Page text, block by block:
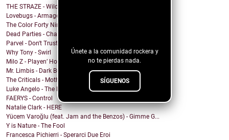
Únete a la comunidad rockera y
no te pierdas nada.
SÍGUENOS
THE STRAZE - Wild Nights
Lovebugs - Armageddon
The Color Forty Nine - We Send Satellites
Dead Parties - Charles Manson
Parvel - Don't Trust The Sirens
Why Tony - Swirl
Milo Z - Playen’ Hookie
Mr. Limbis - Dark Butterfly
The Criticals - Mother of Style
Luke Angelo - The Pool
FAERYS - Control
Natalie Clark - HERE
Yücem Varoğlu (feat. Jam and the Benzos) - Gimme G...
Y is Nature - The Fool
Francesca Pichierri - Sperarci Due Eroi